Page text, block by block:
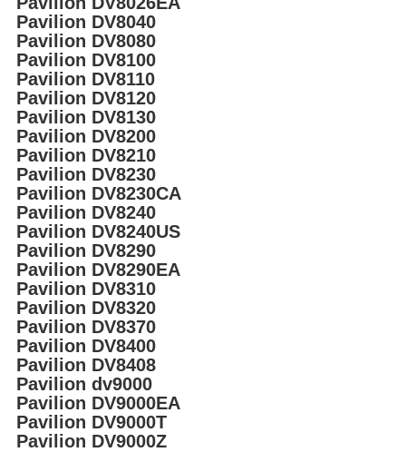
Pavilion DV8040
Pavilion DV8080
Pavilion DV8100
Pavilion DV8110
Pavilion DV8120
Pavilion DV8130
Pavilion DV8200
Pavilion DV8210
Pavilion DV8230
Pavilion DV8230CA
Pavilion DV8240
Pavilion DV8240US
Pavilion DV8290
Pavilion DV8290EA
Pavilion DV8310
Pavilion DV8320
Pavilion DV8370
Pavilion DV8400
Pavilion DV8408
Pavilion dv9000
Pavilion DV9000EA
Pavilion DV9000T
Pavilion DV9000Z